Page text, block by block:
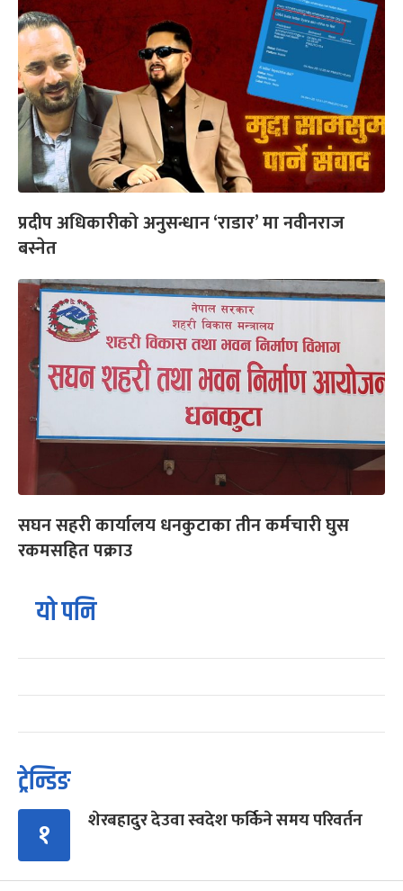
प्रदीप अधिकारीको अनुसन्धान ‘राडार’ मा नवीनराज
बस्नेत
सघन सहरी कार्यालय धनकुटाका तीन कर्मचारी घुस
रकमसहित पक्राउ
यो पनि
ट्रेन्डिङ
१ शेरबहादुर देउवा स्वदेश फर्किने समय परिवर्तन